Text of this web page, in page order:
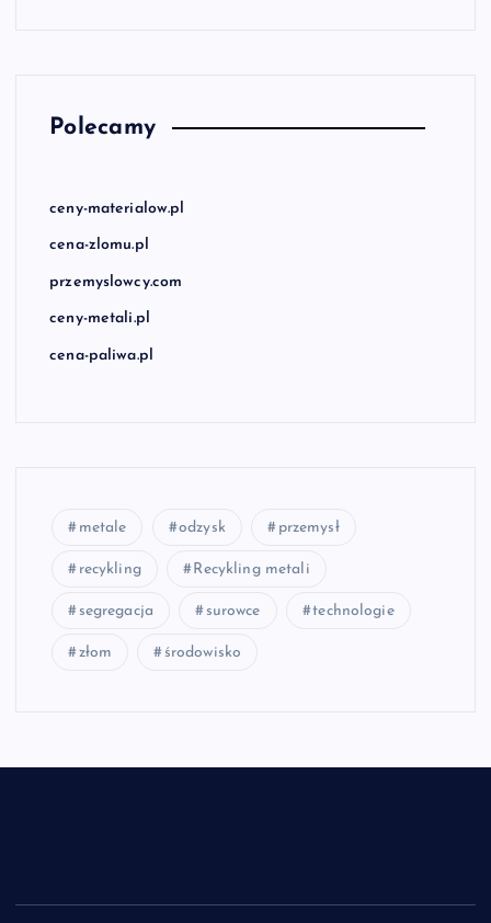
Polecamy
ceny-materialow.pl
cena-zlomu.pl
przemyslowcy.com
ceny-metali.pl
cena-paliwa.pl
metale odzysk przemysł
recykling Recykling metali
segregacja surowce technologie
złom środowisko